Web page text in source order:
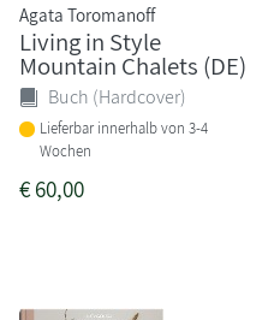
Agata Toromanoff
Living in Style
Mountain Chalets (DE)
Buch (Hardcover)
Lieferbar innerhalb von 3-4
Wochen
€60,00